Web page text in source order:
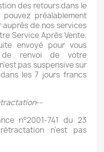
des retours dans le
préalablement
de nos services
Service Après Vente.
envoyé pour vous
de renvoi de votre
pas suspensive sur
les 7 jours francs
--
n°2001-741 du 23
n'est pas